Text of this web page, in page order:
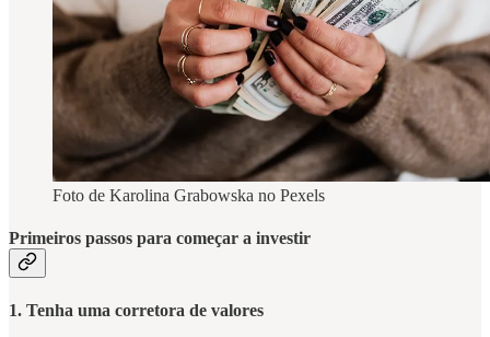
Foto de Karolina Grabowska no Pexels
Primeiros passos para começar a investir
1. Tenha uma corretora de valores